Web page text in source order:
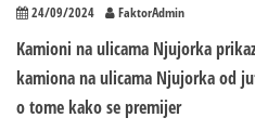
24/09/2024 FaktorAdmin
Kamioni na ulicama Njujorka
kamiona na ulicama Njujorka od
o tome kako se premijer